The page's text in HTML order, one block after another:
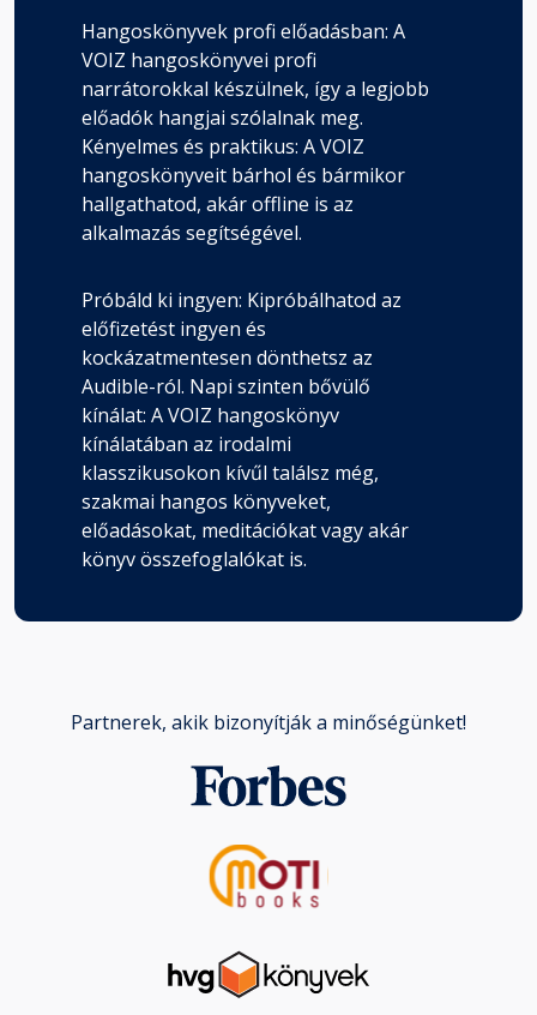
Hangoskönyvek profi előadásban: A
VOIZ hangoskönyvei profi
narrátorokkal készülnek, így a legjobb
előadók hangjai szólalnak meg.
Kényelmes és praktikus: A VOIZ
hangoskönyveit bárhol és bármikor
hallgathatod, akár offline is az
alkalmazás segítségével.
Próbáld ki ingyen: Kipróbálhatod az
előfizetést ingyen és
kockázatmentesen dönthetsz az
Audible-ról. Napi szinten bővülő
kínálat: A VOIZ hangoskönyv
kínálatában az irodalmi
klasszikusokon kívűl találsz még,
szakmai hangos könyveket,
előadásokat, meditációkat vagy akár
könyv összefoglalókat is.
Partnerek, akik bizonyítják a minőségünket!